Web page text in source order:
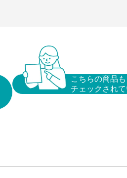
こちらの商品も
チェックされ